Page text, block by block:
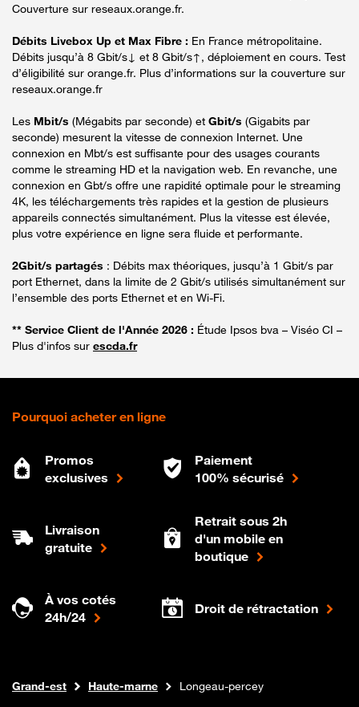
Couverture sur reseaux.orange.fr.
Débits Livebox Up et Max Fibre : En France métropolitaine.
Débits jusqu’à 8 Gbit/s↓ et 8 Gbit/s↑, déploiement en cours. Test
d’éligibilité sur orange.fr. Plus d’informations sur la couverture sur
reseaux.orange.fr
Les Mbit/s (Mégabits par seconde) et Gbit/s (Gigabits par
seconde) mesurent la vitesse de connexion Internet. Une
connexion en Mbt/s est suffisante pour des usages courants
comme le streaming HD et la navigation web. En revanche, une
connexion en Gbt/s offre une rapidité optimale pour le streaming
4K, les téléchargements très rapides et la gestion de plusieurs
appareils connectés simultanément. Plus la vitesse est élevée,
plus votre expérience en ligne sera fluide et performante.
2Gbit/s partagés : Débits max théoriques, jusqu’à 1 Gbit/s par
port Ethernet, dans la limite de 2 Gbit/s utilisés simultanément sur
l’ensemble des ports Ethernet et en Wi-Fi.
** Service Client de l'Année 2026 : Étude Ipsos bva – Viséo CI –
Plus d'infos sur escda.fr
Pourquoi acheter en ligne
Promos
exclusives
Paiement
100% sécurisé
Livraison
gratuite
Retrait sous 2h
d'un mobile en
boutique
À vos cotés
24h/24
Droit de rétractation
Boutique Orange
Internet fibre
Grand-est Haute-marne Longeau-percey